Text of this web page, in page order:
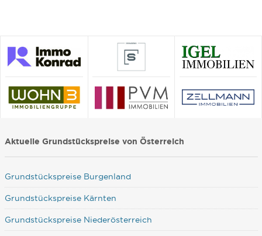
Aktuelle Grundstückspreise von Österreich
Grundstückspreise Burgenland
Grundstückspreise Kärnten
Grundstückspreise Niederösterreich